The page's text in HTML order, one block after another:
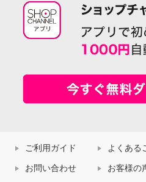
ご利用ガイド よくある
お問い合わせ お客様の